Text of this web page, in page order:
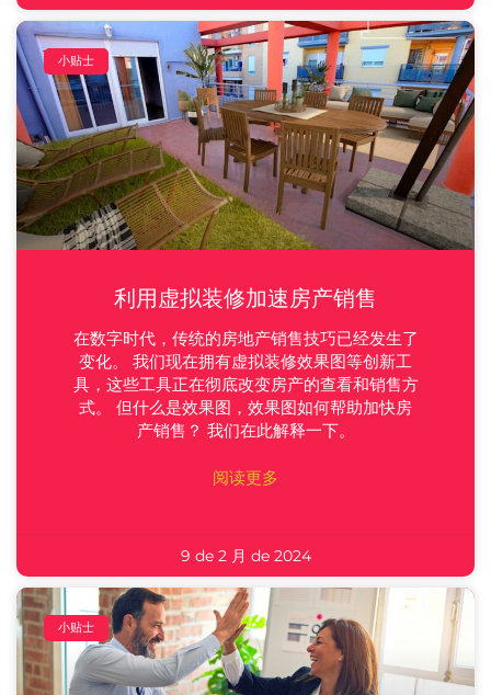
小贴士
利用虚拟装修加速房产销售
在数字时代，传统的房地产销售技巧已经发生了
变化。 我们现在拥有虚拟装修效果图等创新工
具，这些工具正在彻底改变房产的查看和销售方
式。 但什么是效果图，效果图如何帮助加快房
产销售？ 我们在此解释一下。
阅读更多
9 de 2 月 de 2024
小贴士